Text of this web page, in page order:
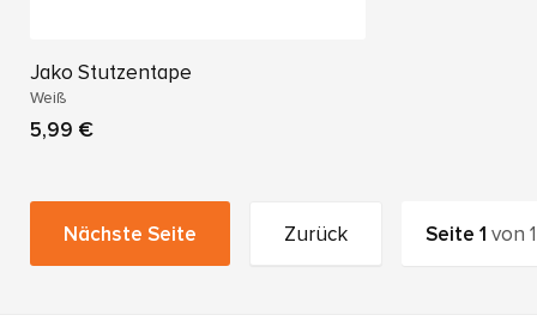
Jako Stutzentape
Weiß
5,99 €
Nächste Seite Zurück Seite1 von1